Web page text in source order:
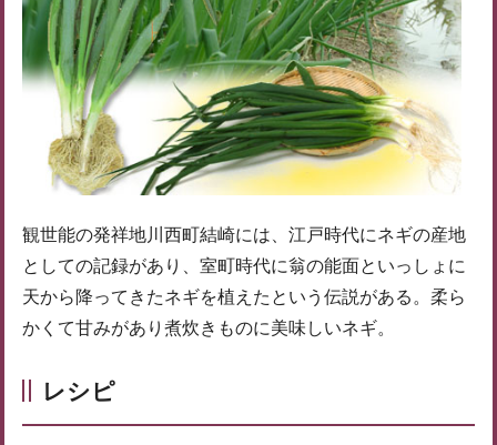
観世能の発祥地川西町結崎には、江戸時代にネギの産地
としての記録があり、室町時代に翁の能面といっしょに
天から降ってきたネギを植えたという伝説がある。柔ら
かくて甘みがあり煮炊きものに美味しいネギ。
レシピ